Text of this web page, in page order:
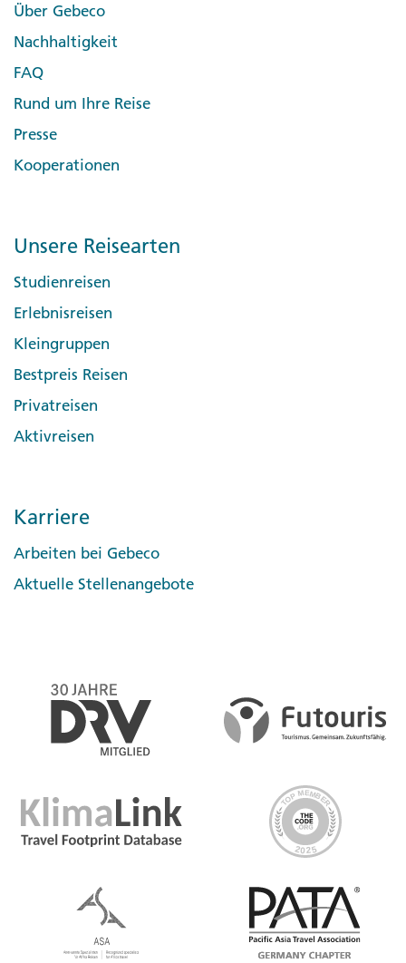
Über Gebeco
Nachhaltigkeit
FAQ
Rund um Ihre Reise
Presse
Kooperationen
Unsere Reisearten
Studienreisen
Erlebnisreisen
Kleingruppen
Bestpreis Reisen
Privatreisen
Aktivreisen
Karriere
Arbeiten bei Gebeco
Aktuelle Stellenangebote